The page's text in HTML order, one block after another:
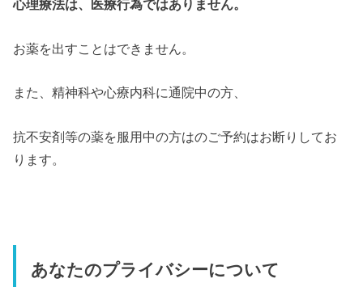
心理療法は、医療行為ではありません。
お薬を出すことはできません。
また、精神科や心療内科に通院中の方、
抗不安剤等の薬を服用中の方はのご予約はお断りしてお
ります。
あなたのプライバシーについて